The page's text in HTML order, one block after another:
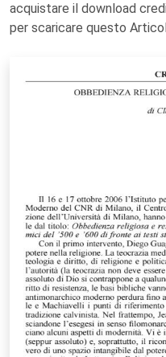
acquistare il download
per scaricare questo